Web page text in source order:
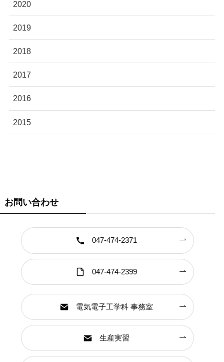
2020
2019
2018
2017
2016
2015
お問い合わせ
047-474-2371
047-474-2399
電気電子工学科 事務室
生産実習